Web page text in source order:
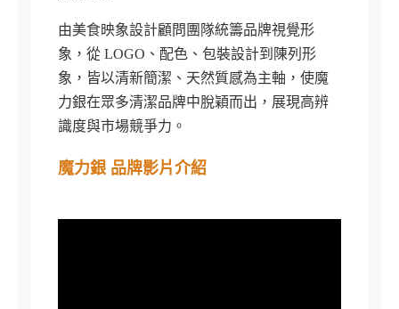
由美食映象設計顧問團隊統籌品牌視覺形
象，從 LOGO、配色、包裝設計到陳列形
象，皆以清新簡潔、天然質感為主軸，使魔
力銀在眾多清潔品牌中脫穎而出，展現高辨
識度與市場競爭力。
魔力銀 品牌影片介紹